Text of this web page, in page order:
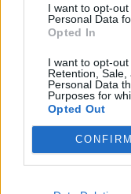
I want to opt-
Personal Data
Opted In
I want to opt-out
Retention,
Personal Data
Purposes for
Opted Out
CONFIRM
ΡΟΗ
από
8